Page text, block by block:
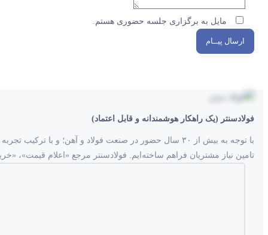
مایل به برگزاری جلسه حضوری هستم.
ارسال پیــام
فولادسنتر (یک راهکار هوشمندانه و قابل اعتماد)
با توجه به بیش از ۳۰ سال حضور در صنعت فولاد و آهن؛
تامین نیاز مشتریان فراهم ساخته‌ایم. فولادسنتر مرجع «اعلام